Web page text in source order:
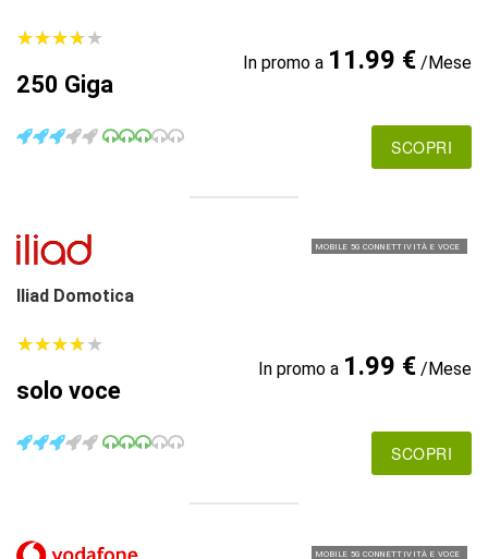
★★★★★
★★★★★
250 Giga
In promo a 11.99 €/Mese
SCOPRI
MOBILE 5G CONNETTIVITÀ E VOCE
Iliad Domotica
★★★★★
★★★★★
solo voce
In promo a 1.99 €/Mese
SCOPRI
MOBILE 5G CONNETTIVITÀ E VOCE